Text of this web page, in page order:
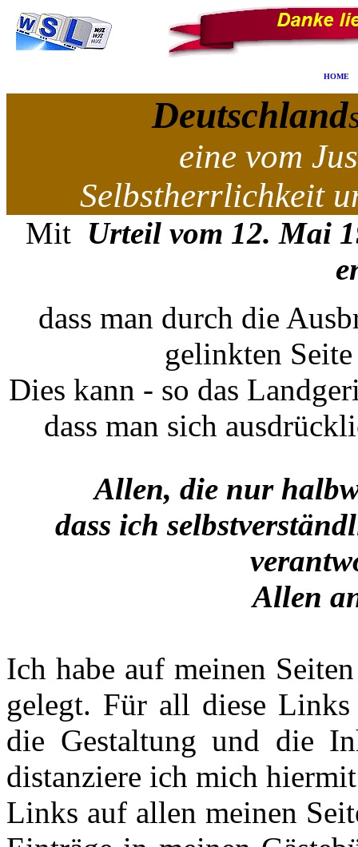
HOME
Deutschland
eine vom
Selbstherrlichkeit
Mit Urteil vom 12. Mai
dass man durch die
gelinkten
Dies kann - so das
dass man sich
Allen, die nur
dass ich
Allen
Ich habe auf meinen
gelegt. Für all diese
die Gestaltung und die
distanziere ich mich
Links auf allen meinen